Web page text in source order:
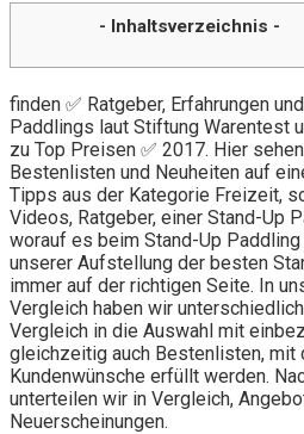
- Inhaltsverzeichnis -
finden ✅ Ratgeber, Erfahrungen
Paddlings laut Stiftung Warentest
zu Top Preisen ✅ 2017. Hier
Bestenlisten und Neuheiten auf
Tipps aus der Kategorie Freizeit,
Videos, Ratgeber, einer Stand-Up
worauf es beim Stand-Up
unserer Aufstellung der besten
immer auf der richtigen Seite. In
Vergleich haben wir
Vergleich in die Auswahl mit
gleichzeitig auch Bestenlisten, mit
Kundenwünsche erfüllt werden.
unterteilen wir in Vergleich,
Neuerscheinungen.